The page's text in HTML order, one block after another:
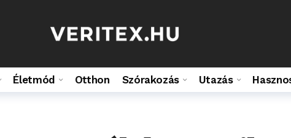
Életmód Otthon Szórakozás Utazás